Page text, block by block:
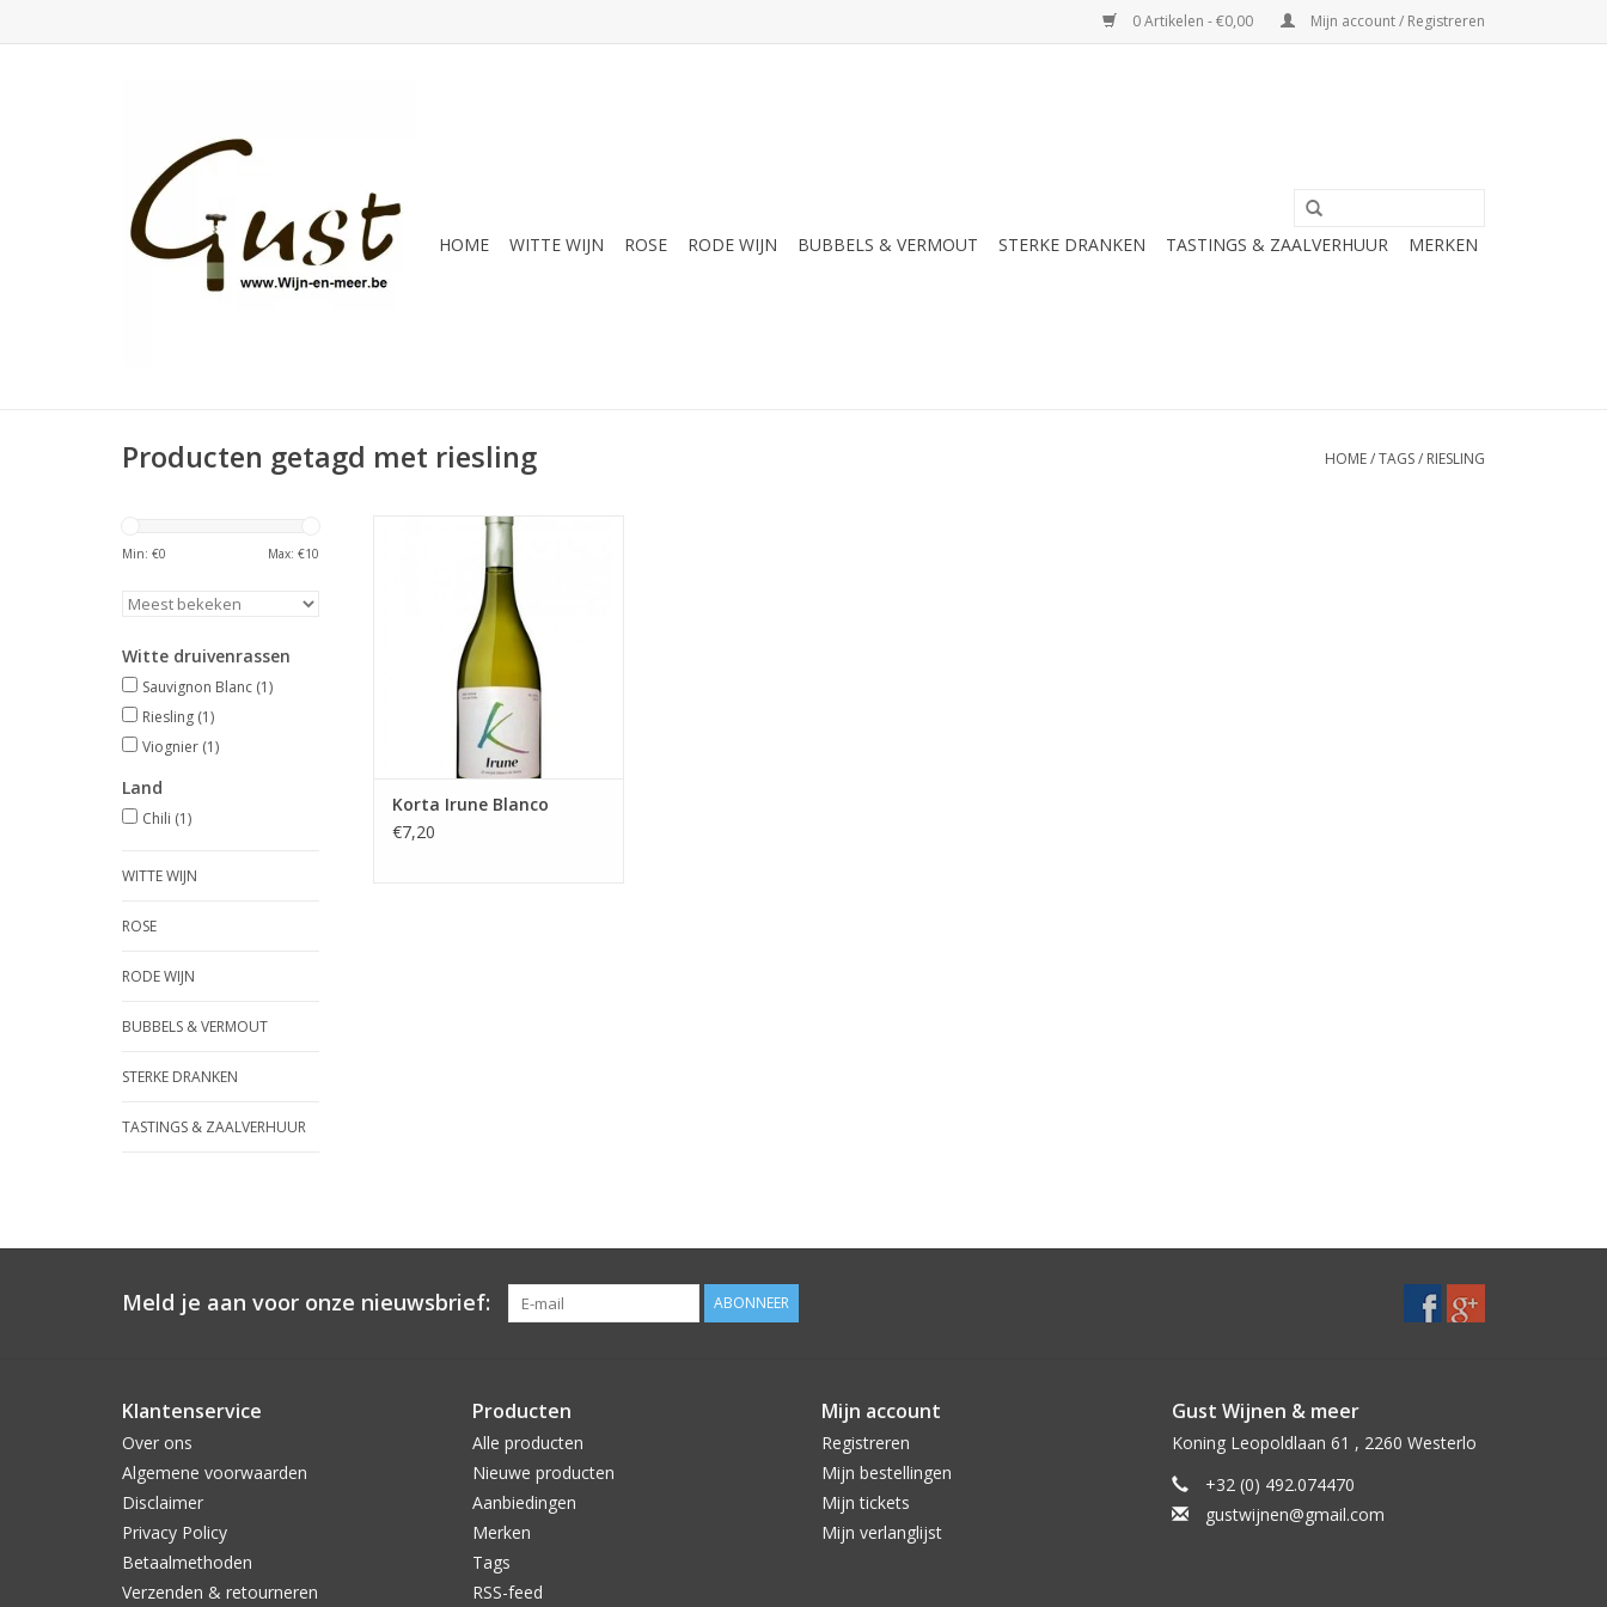
0 Artikelen - €0,00 Mijn account / Registreren
HOME WITTE WIJN ROSE RODE WIJN BUBBELS & VERMOUT STERKE DRANKEN TASTINGS & ZAALVERHUUR MERKEN
Producten getagd met riesling HOME/TAGS/ RIESLING
Min: €0 Max: €10
Witte druivenrassen
Sauvignon Blanc (1)
Riesling (1)
Viognier (1)
Land
Chili (1)
WITTE WIJN
ROSE
RODE WIJN
BUBBELS & VERMOUT
STERKE DRANKEN
TASTINGS & ZAALVERHUUR
Licht geel met groene accenten.
Delicaat en intens in de neus met
een wit fruit aroma.
Land: Chili
TOEVOEGEN AAN WINKELWAGEN
Korta Irune Blanco
€7,20
Meld je aan voor onze nieuwsbrief: ABONNEER
Klantenservice
Over ons
Algemene voorwaarden
Disclaimer
Privacy Policy
Betaalmethoden
Verzenden & retourneren
Producten
Alle producten
Nieuwe producten
Aanbiedingen
Merken
Tags
RSS-feed
Mijn account
Registreren
Mijn bestellingen
Mijn tickets
Mijn verlanglijst
Gust Wijnen & meer
Koning Leopoldlaan 61 , 2260 Westerlo
+32 (0) 492.074470
gustwijnen@gmail.com